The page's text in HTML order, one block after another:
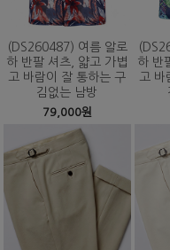
(DS260487) 여름 알로
하 반팔 셔츠, 얇고 가볍
고 바람이 잘 통하는 구
김없는 남방
79,000원
하 반
고 바